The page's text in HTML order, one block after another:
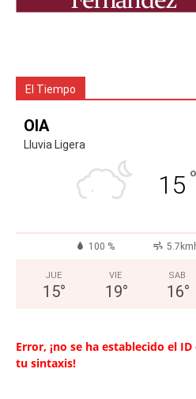
El Tiempo
OIA
Lluvia Ligera
15 °
100 %
JUE
15°
VIE
19°
SAB
16°
Error, ¡no se ha establecido el
tu sintaxis!